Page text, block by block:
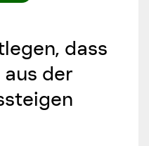
dass
der